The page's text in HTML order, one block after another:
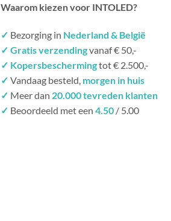
Waarom kiezen voor INTOLED?
✓ Bezorging in Nederland & België
✓ Gratis verzendingvanaf € 50,-
✓ Kopersbeschermingtot € 2.500,-
✓ Vandaag besteld, morgen in huis
✓ Meer dan 20.000 tevreden klanten
✓ Beoordeeld met een 4.50 / 5.00